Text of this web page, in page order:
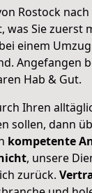
Rostock
was Sie zuerst
einem
Angefangen
Hab & Gut.
Ihren
sollen, dann
kompetente
, unsere
zurück.